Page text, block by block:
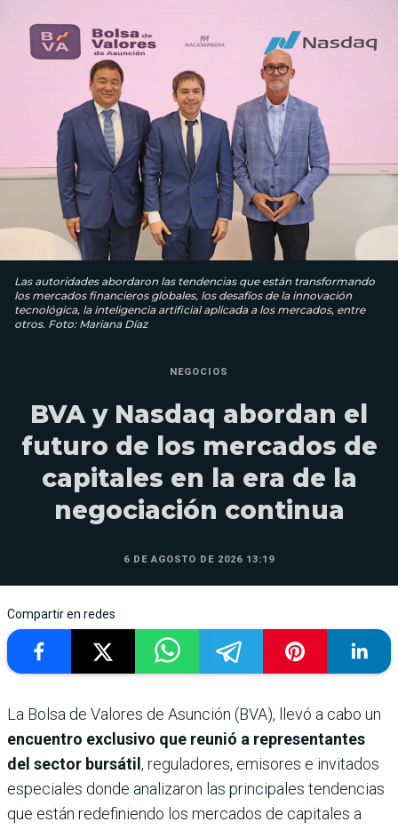
Las autoridades abordaron las tendencias que están transformando
los mercados financieros globales, los desafíos de la innovación
tecnológica, la inteligencia artificial aplicada a los mercados, entre
otros. Foto: Mariana Díaz
NEGOCIOS
BVA y Nasdaq abordan el
futuro de los mercados de
capitales en la era de la
negociación continua
6 DE AGOSTO DE 2026 13:19
Compartir en redes
La Bolsa de Valores de Asunción (BVA), llevó a cabo un
encuentro exclusivo que reunió a representantes
del sector bursátil, reguladores, emisores e invitados
especiales donde analizaron las principales tendencias
que están redefiniendo los mercados de capitales a